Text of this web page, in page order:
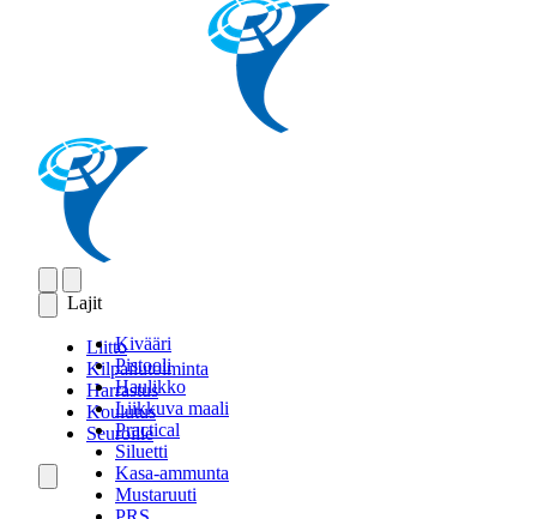
Lajit
Kivääri
Pistooli
Haulikko
Liikkuva maali
Practical
Siluetti
Kasa-ammunta
Mustaruuti
Liitto
Kilpailutoiminta
Harrastus
Koulutus
Seuroille